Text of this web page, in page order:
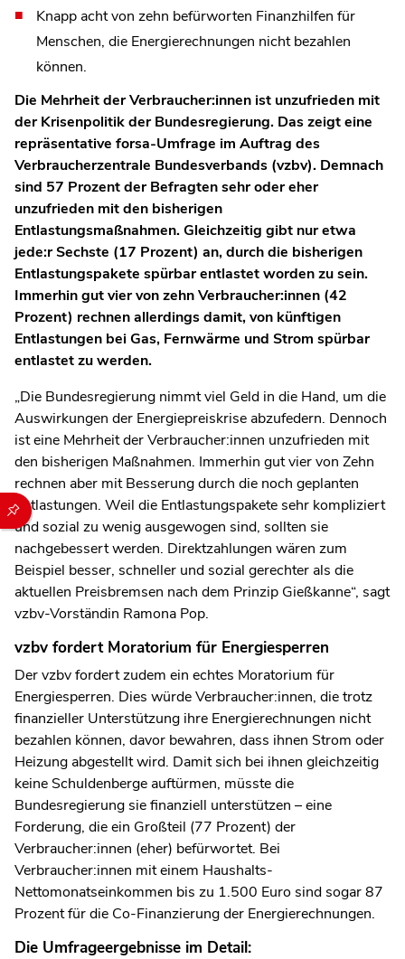
Durch die folgenden Buttons können Sie direkt auf einen
Knapp acht von zehn befürworten Finanzhilfen für
Menschen, die Energierechnungen nicht bezahlen
können.
Die Mehrheit der Verbraucher:innen ist unzufrieden mit
der Krisenpolitik der Bundesregierung. Das zeigt eine
repräsentative forsa-Umfrage im Auftrag des
Verbraucherzentrale Bundesverbands (vzbv). Demnach
sind 57 Prozent der Befragten sehr oder eher
unzufrieden mit den bisherigen
Entlastungsmaßnahmen. Gleichzeitig gibt nur etwa
jede:r Sechste (17 Prozent) an, durch die bisherigen
Entlastungspakete spürbar entlastet worden zu sein.
Immerhin gut vier von zehn Verbraucher:innen (42
Prozent) rechnen allerdings damit, von künftigen
Entlastungen bei Gas, Fernwärme und Strom spürbar
entlastet zu werden.
„Die Bundesregierung nimmt viel Geld in die Hand, um die
Auswirkungen der Energiepreiskrise abzufedern. Dennoch
ist eine Mehrheit der Verbraucher:innen unzufrieden mit
den bisherigen Maßnahmen. Immerhin gut vier von Zehn
rechnen aber mit Besserung durch die noch geplanten
Entlastungen. Weil die Entlastungspakete sehr kompliziert
und sozial zu wenig ausgewogen sind, sollten sie
nachgebessert werden. Direktzahlungen wären zum
Beispiel besser, schneller und sozial gerechter als die
aktuellen Preisbremsen nach dem Prinzip Gießkanne“, sagt
vzbv-Vorständin Ramona Pop.
vzbv fordert Moratorium für Energiesperren
Der vzbv fordert zudem ein echtes Moratorium für
Energiesperren. Dies würde Verbraucher:innen, die trotz
finanzieller Unterstützung ihre Energierechnungen nicht
bezahlen können, davor bewahren, dass ihnen Strom oder
Heizung abgestellt wird. Damit sich bei ihnen gleichzeitig
keine Schuldenberge auftürmen, müsste die
Bundesregierung sie finanziell unterstützen – eine
Forderung, die ein Großteil (77 Prozent) der
Verbraucher:innen (eher) befürwortet. Bei
Verbraucher:innen mit einem Haushalts-
Nettomonatseinkommen bis zu 1.500 Euro sind sogar 87
Prozent für die Co-Finanzierung der Energierechnungen.
Die Umfrageergebnisse im Detail: